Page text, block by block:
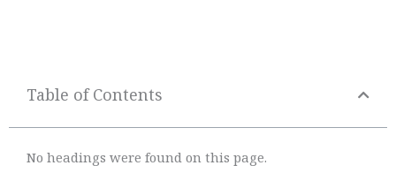
Table of Contents
No headings were found on this page.